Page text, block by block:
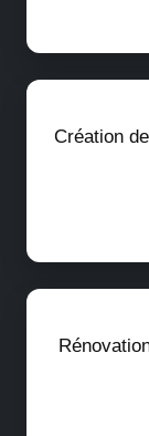
Création